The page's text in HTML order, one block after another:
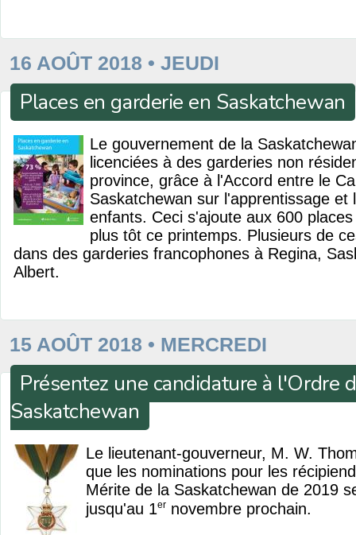
16 AOÛT 2018 • JEUDI
Places en garderie en Saskatchewan
Le gouvernement de la
licenciées à des garderies non
province, grâce à l'Accord entre le
Saskatchewan sur l'apprentissage et
enfants. Ceci s'ajoute aux 600
plus tôt ce printemps. Plusieurs de
dans des garderies francophones à Regina,
Albert.
15 AOÛT 2018 • MERCREDI
Présentez une candidature à l'Ordre
Saskatchewan
Le lieutenant-gouverneur, M. W.
que les nominations pour les
Mérite de la Saskatchewan de 2019
jusqu'au 1er novembre prochain.